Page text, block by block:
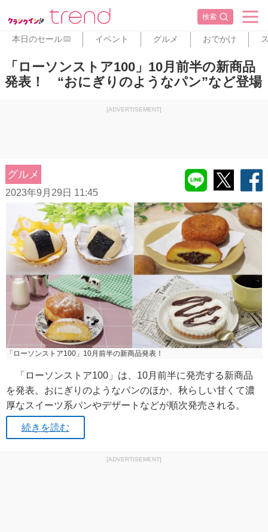
検索
本日のセール PR イベント グルメ おでかけ
「ローソンストア100」10月前半の新商品
発表！ “おにぎりのようなパン”など登場
[ADVERTISEMENT]
グルメ
2023年9月29日 11:45
「ローソンストア100」10月前半の新商品発表！
「ローソンストア100」は、10月前半に発売する新商品
を発表。おにぎりのようなパンのほか、秋らしい甘くて濃
厚なスイーツ系パンやデザートなどが順次発売される。
続きを読む
[ADVERTISEMENT]